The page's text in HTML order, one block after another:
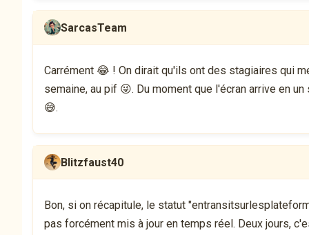
SarcasTeam
Carrément 😂 ! On dirait qu'ils ont des stagiaires qui
semaine, au pif 😜. Du moment que l'écran arrive en
😅.
Blitzfaust40
Bon, si on récapitule, le statut
pas forcément mis à jour en temps réel. Deux jours,